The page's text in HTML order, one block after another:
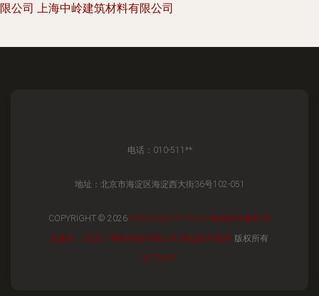
限公司
上海中岭建筑材料有限公司
电话：010-511**
地址：北京市海淀区海淀西大街36号102-051
COPYRIGHT © 2026 WWW.PAOYIYI.COM 基础软件服务 巨
意豪永（北京）网络科技有限公司 基础软件服务 版权所有
SITEMAP